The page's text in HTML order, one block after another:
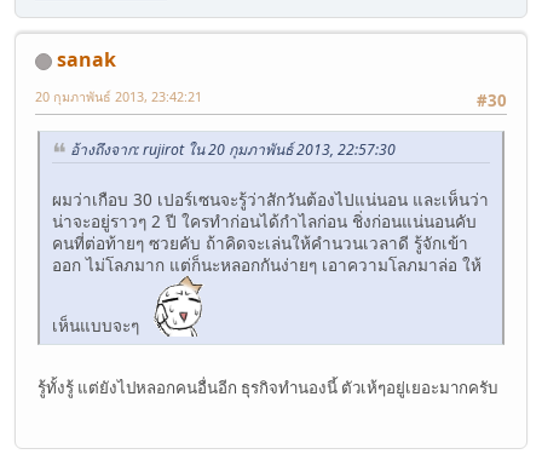
sanak
#30
20 กุมภาพันธ์ 2013, 23:42:21
อ้างถึงจาก: rujirot ใน 20 กุมภาพันธ์ 2013, 22:57:30
ผมว่าเกือบ 30 เปอร์เซนจะรู้ว่าสักวันต้องไปแน่นอน และเห็นว่า
น่าจะอยู่ราวๆ 2 ปี ใครทำก่อนได้กำไลก่อน ชิ่งก่อนแน่นอนคับ
คนที่ต่อท้ายๆ ซวยคับ ถ้าคิดจะเล่นให้คำนวนเวลาดี รู้จักเข้า
ออก ไม่โลภมาก แต่ก็นะหลอกกันง่ายๆ เอาความโลภมาล่อ ให้
เห็นแบบจะๆ
รู้ทั้งรู้ แต่ยังไปหลอกคนอื่นอีก ธุรกิจทำนองนี้ ตัวเห้ๆอยู่เยอะมากครับ